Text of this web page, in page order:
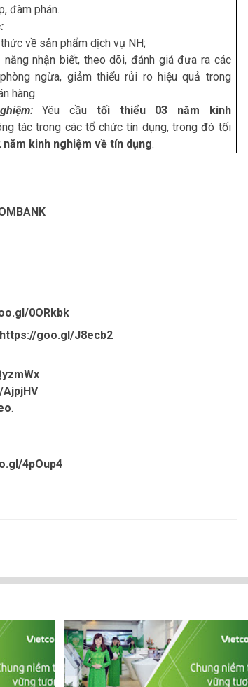
đàm phán.
về sản phẩm dịch vụ NH;
nhận biết, theo dõi, đánh giá đưa ra các
ngừa, giảm thiểu rủi ro hiệu quả trong
hàng.
Yêu cầu tối thiểu 03 năm kinh
tác trong các tổ chức tín dụng, trong đó tối
năm kinh nghiệm về tín dụng.
0ORkbk
https://goo.gl/J8ecb2
.
4pOup4